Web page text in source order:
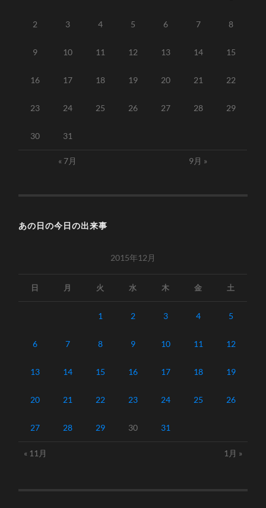
2 3 4 5 6 7 8
9 10 11 12 13 14 15
16 17 18 19 20 21 22
23 24 25 26 27 28 29
30 31
« 7月 9月 »
あの日の今日の出来事
2015年12月
日 月 火 水 木 金 土
1 2 3 4 5
6 7 8 9 10 11 12
13 14 15 16 17 18 19
20 21 22 23 24 25 26
27 28 29 30 31
« 11月 1月 »